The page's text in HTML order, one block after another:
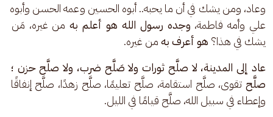
وعاد، ومن يشك في أن ما يحبه.. أبوه الحسين وعمه الحسن وأبوه
علي وأمه فاطمة، وجده رسول الله هو أعلم به من غيره، مَن
يشك في هذا؟ هو أعرف به من غيره.
عاد إلى المدينة، لا صلَّح ثورات ولا صَلَّح ضرب، ولا صلَّح حزن ؛
صلَّح تقوى، صلَّح استقامة، صلَّح تعليمًا، صلَّح زهدًا، صلَّح إنفاقًا
وإعطاء في سبيل الله، صلَّح قيامًا في الليل.